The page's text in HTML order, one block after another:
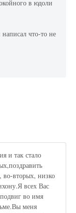
в юдоли
что-то не
и так стало
во-вторых, низко
всех Вас
во имя
меня